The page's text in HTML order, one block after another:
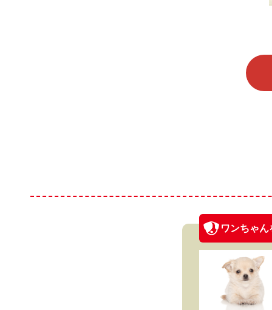
ワンちゃん